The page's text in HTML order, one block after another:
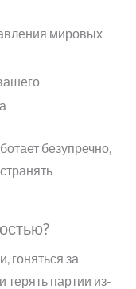
мировых
безупречно,
гоняться за
партии из-